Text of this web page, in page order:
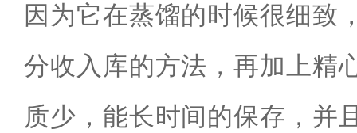
因为它在蒸馏的时候很细致
分收入库的方法，再加上精
质少，能长时间的保存，并